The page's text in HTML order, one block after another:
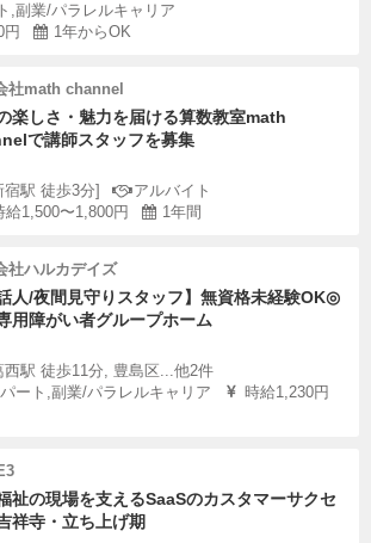
,副業/パラレルキャリア
円
1年からOK
社math channel
楽しさ・魅力を届ける算数教室math
で講師スタッフを募集
駅 徒歩3分]
アルバイト
1,500〜1,800円
1年間
社ハルカデイズ
話人/夜間見守りスタッフ】無資格未経験OK◎
用障がい者グループホーム
駅 徒歩11分, 豊島区...他2件
ート,副業/パラレルキャリア
時給1,230円
祉の現場を支えるSaaSのカスタマーサクセ
祥寺・立ち上げ期